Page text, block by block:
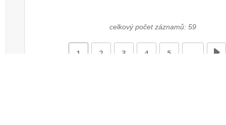
celkový počet záznamů: 59
1 2 3 4 5